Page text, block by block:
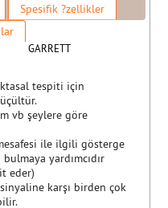
Spesifik ?zellikler
GARRETT
tespiti için
vb şeylere göre
ile ilgili gösterge
yardımcıdır
eder)
karşı birden çok